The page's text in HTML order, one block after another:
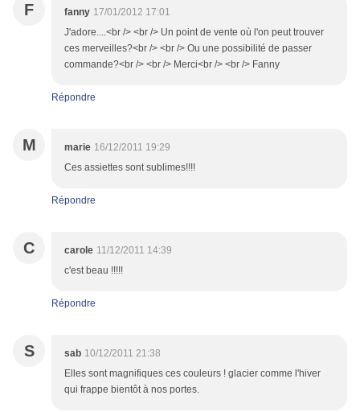
F fanny 17/01/2012 17:01
J'adore....<br /> <br /> Un point de vente où l'on peut trouver
ces merveilles?<br /> <br /> Ou une possibilité de passer
commande?<br /> <br /> Merci<br /> <br /> Fanny
Répondre
M marie 16/12/2011 19:29
Ces assiettes sont sublimes!!!!
Répondre
C carole 11/12/2011 14:39
c'est beau !!!!!
Répondre
S sab 10/12/2011 21:38
Elles sont magnifiques ces couleurs ! glacier comme l'hiver
qui frappe bientôt à nos portes.